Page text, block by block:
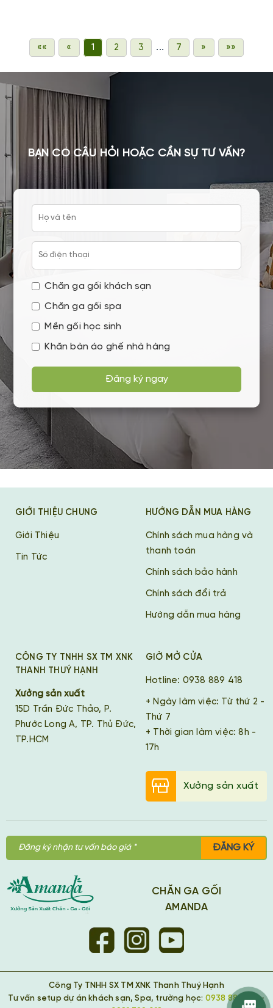
«« « 1 2 3 ... 7 » »»
BẠN CÓ CÂU HỎI HOẶC CẦN SỰ TƯ VẤN?
Chăn ga gối khách sạn
Chăn ga gối spa
Mền gối học sinh
Khăn bàn áo ghế nhà hàng
Đăng ký ngay
GIỚI THIỆU CHUNG
Giới Thiệu
Tin Tức
HƯỚNG DẪN MUA HÀNG
Chính sách mua hàng và
thanh toán
Chính sách bảo hành
Chính sách đổi trả
Hướng dẫn mua hàng
CÔNG TY TNHH SX TM XNK
THANH THUÝ HẠNH
Xưởng sản xuất
15D Trần Đức Thảo, P.
Phước Long A, TP. Thủ Đức,
TP.HCM
GIỜ MỞ CỬA
Hotline: 0938 889 418
+ Ngày làm việc: Từ thứ 2 -
Thứ 7
+ Thời gian làm việc: 8h -
17h
Xưởng sản xuất
ĐĂNG KÝ
CHĂN GA GỐI
AMANDA
Công Ty TNHH SX TM XNK Thanh Thuý Hạnh
Tư vấn setup dự án khách sạn, Spa, trường học: 0938 889 418 -